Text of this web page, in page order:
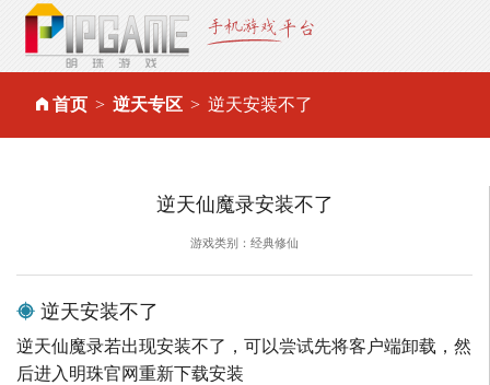
首页 逆天专区 逆天安装不了
逆天仙魔录安装不了
游戏类别：经典修仙
逆天安装不了
逆天仙魔录若出现安装不了，可以尝试先将客户端卸载，然
后进入明珠官网重新下载安装